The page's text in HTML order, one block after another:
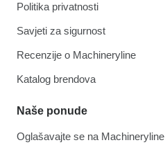
Politika privatnosti
Savjeti za sigurnost
Recenzije o Machineryline
Katalog brendova
Naše ponude
Oglašavajte se na Machineryline